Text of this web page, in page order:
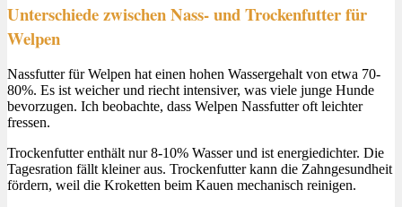
Unterschiede zwischen Nass- und Trockenfutter für
Welpen
Nassfutter für Welpen hat einen hohen Wassergehalt von etwa 70-
80%. Es ist weicher und riecht intensiver, was viele junge Hunde
bevorzugen. Ich beobachte, dass Welpen Nassfutter oft leichter
fressen.
Trockenfutter enthält nur 8-10% Wasser und ist energiedichter. Die
Tagesration fällt kleiner aus. Trockenfutter kann die Zahngesundheit
fördern, weil die Kroketten beim Kauen mechanisch reinigen.